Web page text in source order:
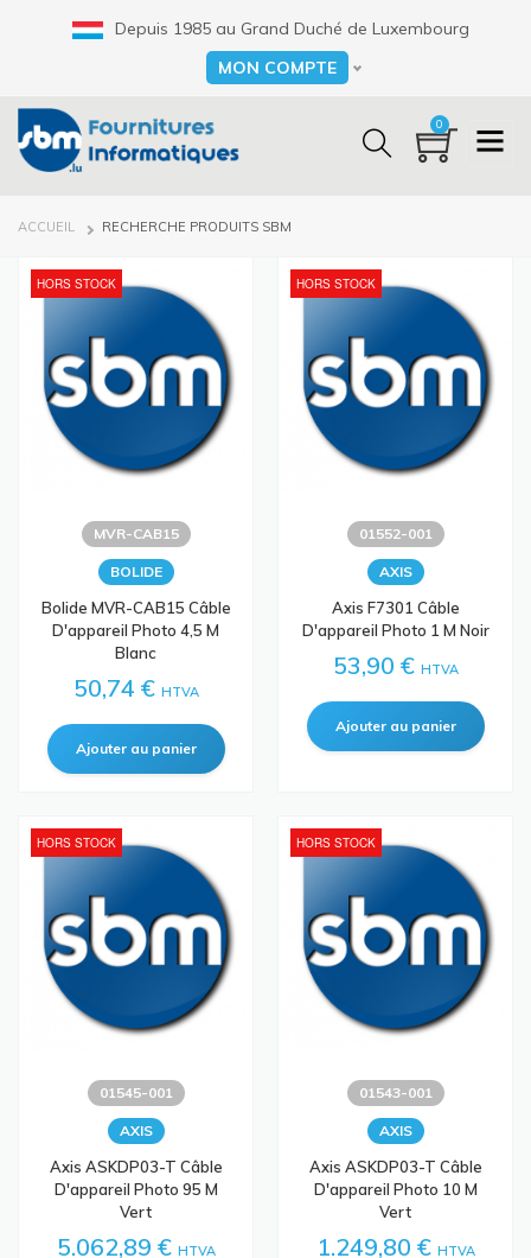
Depuis 1985 au Grand Duché de Luxembourg
Select your language
MON COMPTE
0
FIL
ACCUEIL RECHERCHE PRODUITS SBM
HORS STOCK
MVR-CAB15
BOLIDE
Bolide MVR-CAB15 Câble
D'appareil Photo 4,5 M
Blanc
50,74 € HTVA
HORS STOCK
01552-001
AXIS
Axis F7301 Câble
D'appareil Photo 1 M Noir
53,90 € HTVA
HORS STOCK
01545-001
AXIS
Axis ASKDP03-T Câble
D'appareil Photo 95 M
Vert
5.062,89 € HTVA
HORS STOCK
01543-001
AXIS
Axis ASKDP03-T Câble
D'appareil Photo 10 M
Vert
1.249,80 € HTVA